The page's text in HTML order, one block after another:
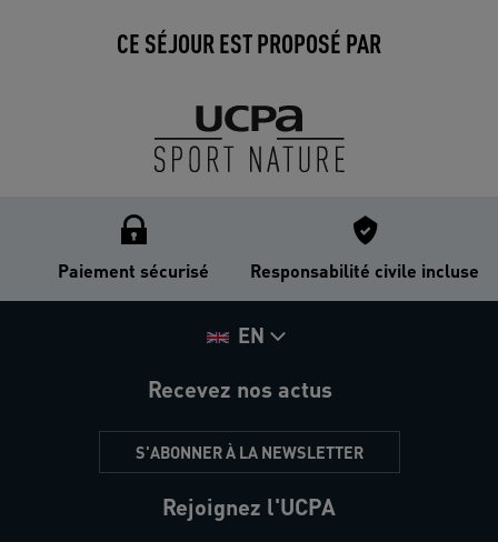
CE SÉJOUR EST PROPOSÉ PAR
Paiement sécurisé Responsabilité civile incluse
EN
Recevez nos actus
S'ABONNER À LA NEWSLETTER
Rejoignez l'UCPA